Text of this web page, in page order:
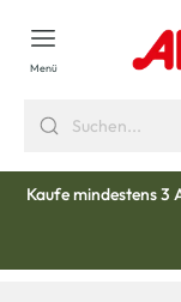
springen
Menü
Kaufe mindestens 3